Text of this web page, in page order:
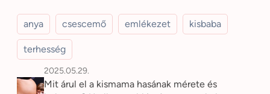
anya csescemő emlékezet kisbaba
terhesség
2025.05.29.
Mit árul el a kismama hasának mérete és